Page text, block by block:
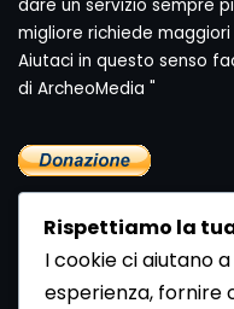
dare un servizio sempre
migliore richiede
Aiutaci in questo senso
di ArcheoMedia "
Rispettiamo la
I cookie ci aiutano
esperienza, fornire